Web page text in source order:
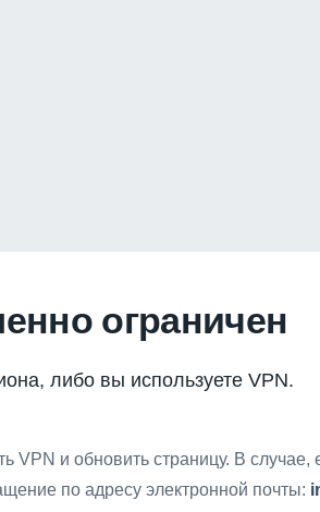
ограничен
либо вы используете VPN.
VPN и обновить страницу. В
по адресу электронной почты: